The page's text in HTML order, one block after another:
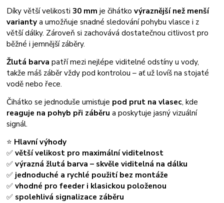
Díky větší velikosti30 mm je čihátkovýraznější než menší
variantya umožňuje snadné sledování pohybu vlasce i z
větší dálky. Zároveň si zachovává dostatečnou citlivost pro
běžné i jemnější záběry.
Žlutá barva patří mezi nejlépe viditelné odstíny u vody,
takže máš záběr vždy pod kontrolou – ať už lovíš na stojaté
vodě nebo řece.
Čihátko se jednoduše umisťuje pod prut na vlasec, kde
reaguje na pohyb při záběru a poskytuje jasný vizuální
signál.
⭐ Hlavní výhody
✅větší velikost pro maximální viditelnost
✅výrazná žlutá barva – skvěle viditelná na dálku
✅ jednoduché a rychlé použití bez montáže
✅vhodné pro feeder i klasickou položenou
✅ spolehlivá signalizace záběru